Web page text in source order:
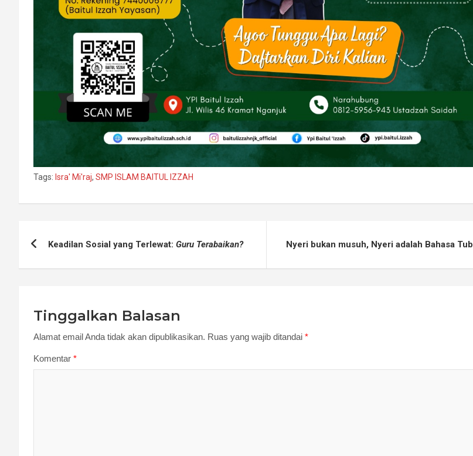
Tags: Isra' Mi'raj, SMP ISLAM BAITUL IZZAH
Keadilan Sosial yang Terlewat: Guru Terabaikan? Nyeri bukan musuh, Nyeri adalah Bahasa
Tinggalkan Balasan
Alamat email Anda tidak akan dipublikasikan. Ruas yang wajib ditandai *
Komentar *